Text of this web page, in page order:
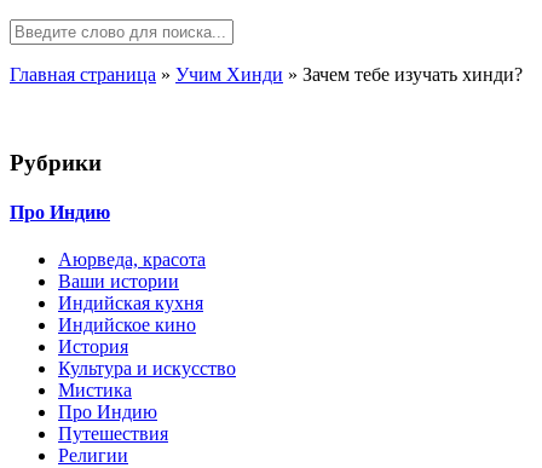
Главная страница » Учим Хинди » Зачем тебе изучать хинди?
Рубрики
Про Индию
Аюрведа, красота
Ваши истории
Индийская кухня
Индийское кино
История
Культура и искусство
Мистика
Про Индию
Путешествия
Религии